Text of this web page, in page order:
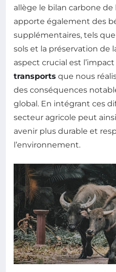
allège le bilan carbone de
apporte également des
supplémentaires, tels
sols et la préservation de
aspect crucial est
transports que nous
des conséquences
global. En intégrant ces
secteur agricole peut
avenir plus durable et
l’environnement.